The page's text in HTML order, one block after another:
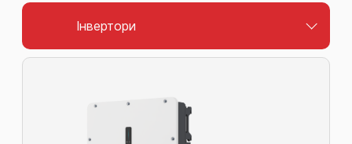
Інвертори